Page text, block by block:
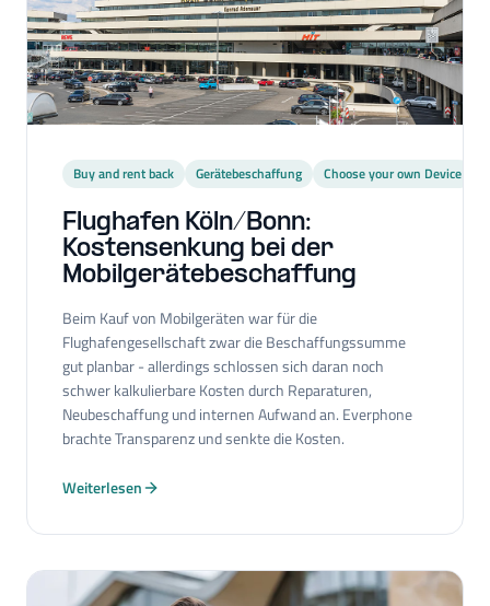
Buy and rent back Gerätebeschaffung Choose your own Device
Flughafen Köln/Bonn:
Kostensenkung bei der
Mobilgerätebeschaffung
Beim Kauf von Mobilgeräten war für die
Flughafengesellschaft zwar die Beschaffungssumme
gut planbar - allerdings schlossen sich daran noch
schwer kalkulierbare Kosten durch Reparaturen,
Neubeschaffung und internen Aufwand an. Everphone
brachte Transparenz und senkte die Kosten.
Weiterlesen